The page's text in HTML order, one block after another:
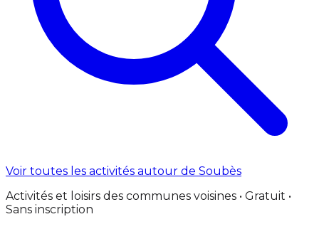
Voir toutes les activités autour de Soubès
Activités et loisirs des communes voisines • Gratuit •
Sans inscription